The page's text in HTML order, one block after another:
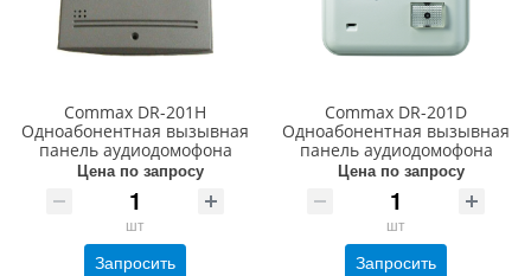
Commax DR-201H
Одноабонентная вызывная
панель аудиодомофона
Цена по запросу
шт
Запросить
Commax DR-201D
Одноабонентная вызывная
панель аудиодомофона
Цена по запросу
шт
Запросить